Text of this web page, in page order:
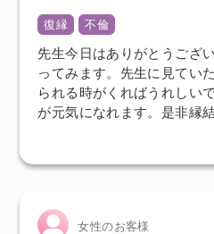
復縁 不倫
先生今日はありがとうござ
ってみます。先生に見てい
られる時がくればうれしい
が元気になれます。是非縁
女性のお客様